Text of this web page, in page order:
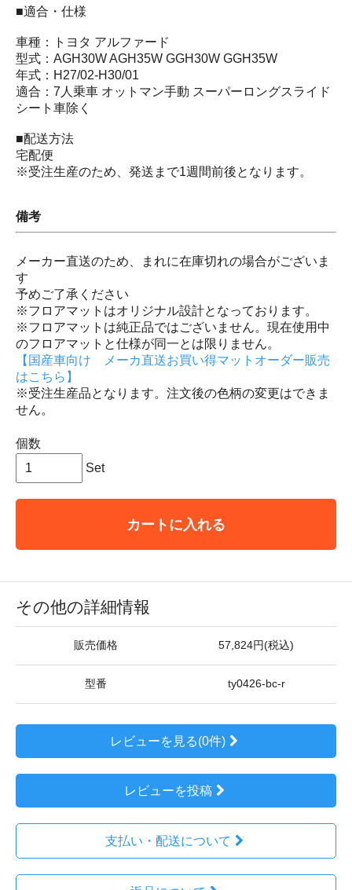
■適合・仕様
車種：トヨタ アルファード
型式：AGH30W AGH35W GGH30W GGH35W
年式：H27/02-H30/01
適合：7人乗車 オットマン手動 スーパーロングスライド
シート車除く
■配送方法
宅配便
※受注生産のため、発送まで1週間前後となります。
備考
メーカー直送のため、まれに在庫切れの場合がございま
す
予めご了承ください
※フロアマットはオリジナル設計となっております。
※フロアマットは純正品ではございません。現在使用中
のフロアマットと仕様が同一とは限りません。
【国産車向け メーカ直送お買い得マットオーダー販売
はこちら】
※受注生産品となります。注文後の色柄の変更はできま
せん。
個数
Set
カートに入れる
その他の詳細情報
販売価格 57,824円(税込)
型番 ty0426-bc-r
レビューを見る(0件)
レビューを投稿
支払い・配送について